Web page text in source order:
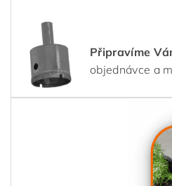
Připravíme
objednávce a